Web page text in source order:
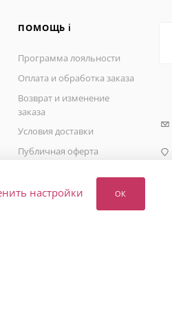
ПОМОЩЬ ℹ️
Программа лояльности
Оплата и обработка заказа
Возврат и изменение
заказа
Условия доставки
Публичная оферта
настройки ОК